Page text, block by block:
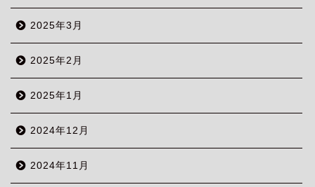
2025年3月
2025年2月
2025年1月
2024年12月
2024年11月